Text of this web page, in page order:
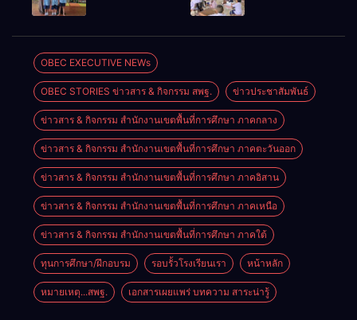
ต้นแบบ”
ระดับประเทศ
รุ่นที่ 3 ประจำ
ปีงบประมาณ
พ.ศ. 2569
International
Research
(ThaiCER)
2026
ปากพนัง
OBEC EXECUTIVE NEWs
OBEC STORIES ข่าวสาร & กิจกรรม สพฐ. ข่าวประชาสัมพันธ์
ข่าวสาร & กิจกรรม สำนักงานเขตพื้นที่การศึกษา ภาคกลาง
ข่าวสาร & กิจกรรม สำนักงานเขตพื้นที่การศึกษา ภาคตะวันออก
ข่าวสาร & กิจกรรม สำนักงานเขตพื้นที่การศึกษา ภาคอิสาน
ข่าวสาร & กิจกรรม สำนักงานเขตพื้นที่การศึกษา ภาคเหนือ
ข่าวสาร & กิจกรรม สำนักงานเขตพื้นที่การศึกษา ภาคใต้
ทุนการศึกษา/ฝึกอบรม รอบรั้วโรงเรียนเรา หน้าหลัก
หมายเหตุ...สพฐ. เอกสารเผยแพร่ บทความ สาระน่ารู้